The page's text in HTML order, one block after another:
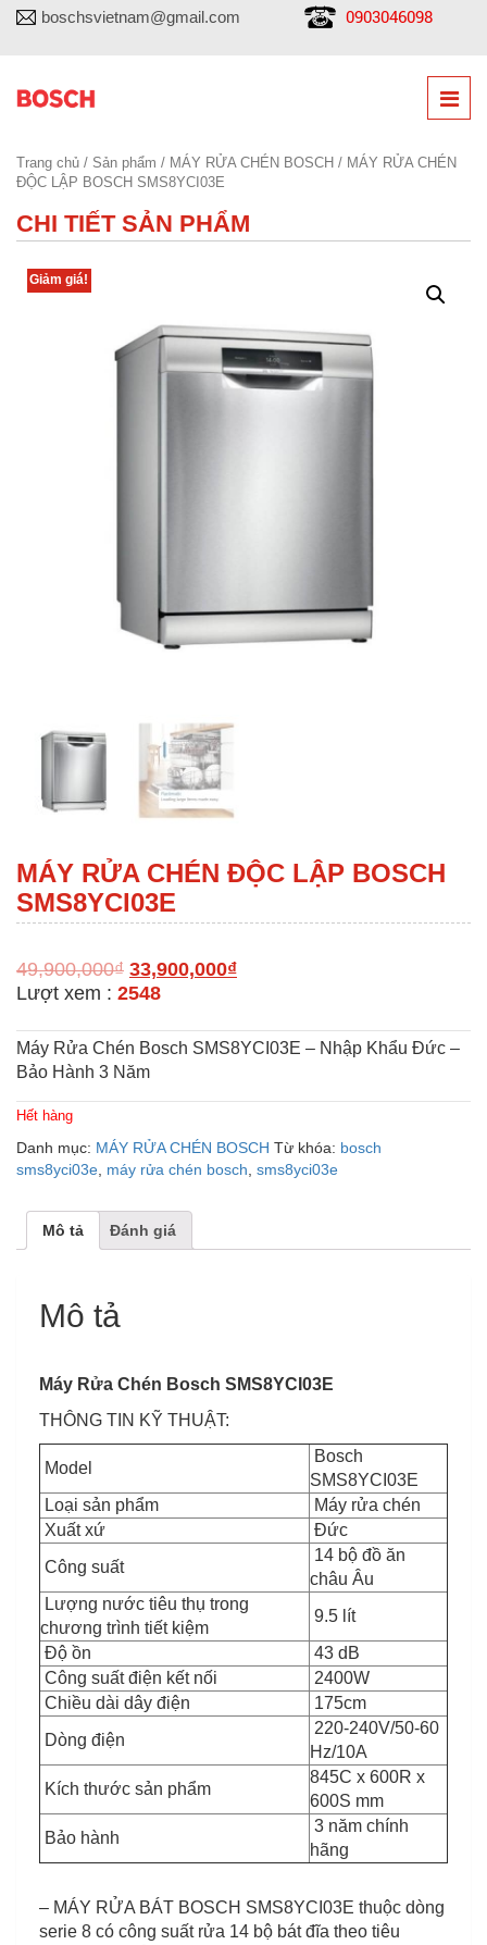
boschsvietnam@gmail.com 0903046098
Trang chủ / Sản phẩm / MÁY RỬA CHÉN BOSCH / MÁY RỬA CHÉN
ĐỘC LẬP BOSCH SMS8YCI03E
CHI TIẾT SẢN PHẨM
Giảm giá!
MÁY RỬA CHÉN ĐỘC LẬP BOSCH
SMS8YCI03E
49,900,000₫ 33,900,000₫
Lượt xem : 2548
Máy Rửa Chén Bosch SMS8YCI03E – Nhập Khẩu Đức –
Bảo Hành 3 Năm
Hết hàng
Danh mục: MÁY RỬA CHÉN BOSCH Từ khóa: bosch
sms8yci03e, máy rửa chén bosch, sms8yci03e
Mô tả Đánh giá
Mô tả
Máy Rửa Chén Bosch SMS8YCI03E
THÔNG TIN KỸ THUẬT:
Model
Bosch
SMS8YCI03E
Loại sản phẩm
Máy rửa chén
Xuất xứ
Đức
Công suất
14 bộ đồ ăn
châu Âu
Lượng nước tiêu thụ trong
chương trình tiết kiệm
9.5 lít
Độ ồn
43 dB
Công suất điện kết nối
2400W
Chiều dài dây điện
175cm
Dòng điện
220-240V/50-60
Hz/10A
Kích thước sản phẩm
845C x 600R x
600S mm
Bảo hành
3 năm chính
hãng
– MÁY RỬA BÁT BOSCH SMS8YCI03E thuộc dòng
serie 8 có công suất rửa 14 bộ bát đĩa theo tiêu